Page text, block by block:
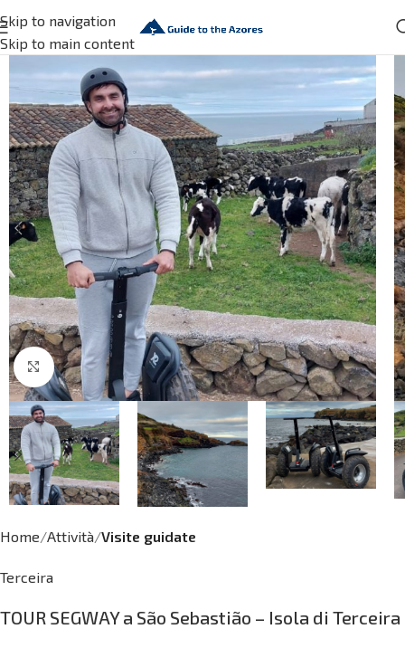
Skip to navigation
Skip to main content
Click to enlarge
Home Attività Visite guidate
Terceira
TOUR SEGWAY a São Sebastião – Isola di Terceira